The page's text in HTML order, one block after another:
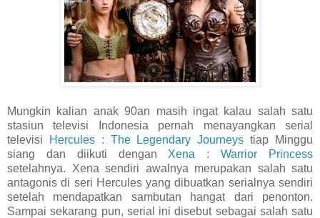
Mungkin kalian anak 90an masih ingat kalau salah satu
stasiun televisi Indonesia pernah menayangkan serial
televisi
Hercules : The Legendary Journeys tiap Minggu
siang dan diikuti dengan Xena : Warrior Princess
setelahnya. Xena sendiri awalnya merupakan salah satu
antagonis di seri Hercules yang dibuatkan serialnya sendiri
setelah mendapatkan sambutan hangat dari penonton.
Sampai sekarang pun, serial ini disebut sebagai salah satu